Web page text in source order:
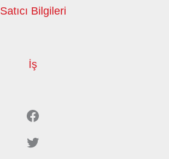
Satıcı Bilgileri
İş
Facebook
Twitter